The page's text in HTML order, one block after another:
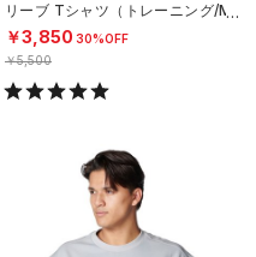
リーブ Tシャツ（トレーニング/ME
N）
￥3,850 30%OFF
￥5,500